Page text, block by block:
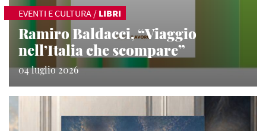
EVENTI E CULTURA / LIBRI
Ramiro Baldacci, “Viaggio
nell’Italia che scompare”
04 luglio 2026